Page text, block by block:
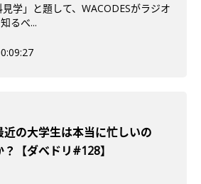
見学」と題して、WACODESがラジオ
るべ...
近の大学生は本当に忙しいの
？【ダべドリ#128】